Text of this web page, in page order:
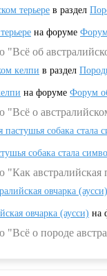
терьере в раздел
на форуме
об
келпи в раздел
на форуме Форум
"Всё о
пастушья собака
собака стала
овчарка (аусси)
овчарка (аусси) на
о породе